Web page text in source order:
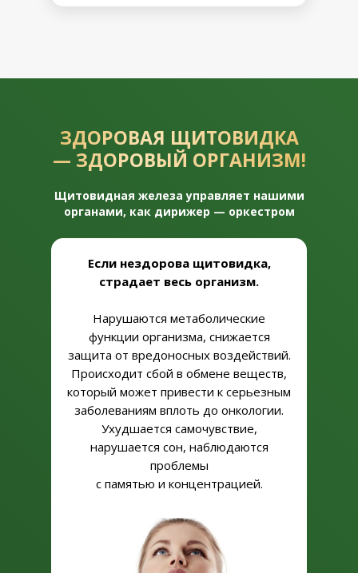
ЗДОРОВАЯ ЩИТОВИДКА
— ЗДОРОВЫЙ ОРГАНИЗМ!
Щитовидная железа управляет нашими
органами, как дирижер — оркестром
Если нездорова щитовидка,
страдает весь организм.
Нарушаются метаболические
функции организма, снижается
защита от вредоносных воздействий.
Происходит сбой в обмене веществ,
который может привести к серьезным
заболеваниям вплоть до онкологии.
Ухудшается самочувствие,
нарушается сон, наблюдаются
проблемы
с памятью и концентрацией.